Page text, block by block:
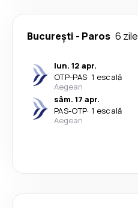
București - Paros 6 zile
lun. 12 apr.
OTP-PAS· 1 escală
Aegean
sâm. 17 apr.
PAS-OTP· 1 escală
Aegean